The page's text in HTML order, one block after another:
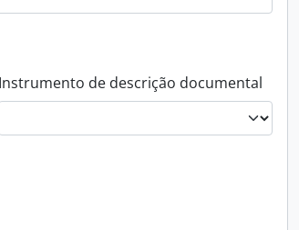
Instrumento de descrição documental